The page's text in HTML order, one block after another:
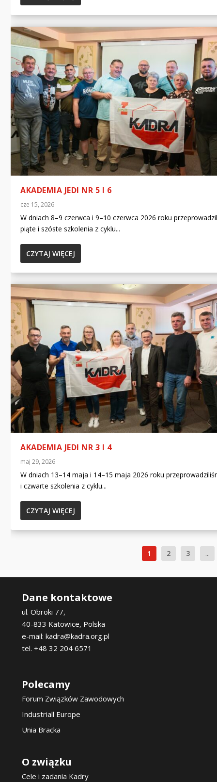
AKADEMIA JEDI NR 5 I 6
cze 15, 2026
W dniach 8–9 czerwca i 9–10 czerwca 2026 roku
piąte i szóste szkolenia z cyklu...
CZYTAJ WIĘCEJ
AKADEMIA JEDI NR 3 I 4
maj 29, 2026
W dniach 13–14 maja i 14–15 maja 2026 roku
i czwarte szkolenia z cyklu...
CZYTAJ WIĘCEJ
1 2 3 ...
Dane kontaktowe
ul. Obroki 77,
40-833 Katowice, Polska
e-mail: kadra@kadra.org.pl
tel. +48 32 204 6571
Polecamy
Forum Związków Zawodowych
Industriall Europe
Unia Bracka
O związku
Cele i zadania Kadry